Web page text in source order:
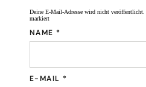
Deine E-Mail-Adresse wird nicht veröffentlicht.
markiert
NAME *
E-MAIL *